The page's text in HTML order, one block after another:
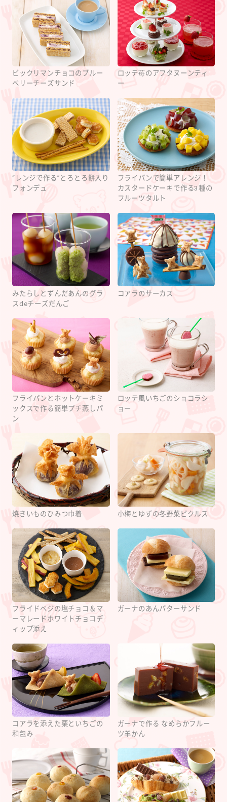
ビックリマンチョコのブルー
ベリーチーズサンド
ロッテ苺のアフタヌーンティ
ー
“レンジで作る”とろとろ餅入り
フォンデュ
フライパンで簡単アレンジ！
カスタードケーキで作る3種の
フルーツタルト
みたらしとずんだあんのグラ
スdeチーズだんご
コアラのサーカス
フライパンとホットケーキミ
ックスで作る簡単プチ蒸しパ
ン
ロッテ風いちごのショコラシ
ョー
焼きいものひみつ巾着 小梅とゆずの冬野菜ピクルス
フライドベジの塩チョコ＆マ
ーマレードホワイトチョコデ
ィップ添え
ガーナのあんバターサンド
コアラを添えた栗といちごの
和包み
ガーナで作る なめらかフルー
ツ羊かん